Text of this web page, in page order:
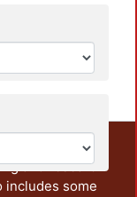
in
and research
includes some